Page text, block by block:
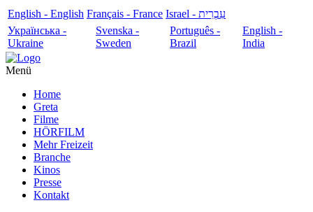
English - English Français - France
עִבְרִית - Israel
Українська -
Ukraine
Svenska -
Sweden
Português -
Brazil
English -
India
Menü
Home
Greta
Filme
HÖRFILM
Mehr Freizeit
Branche
Kinos
Presse
Kontakt